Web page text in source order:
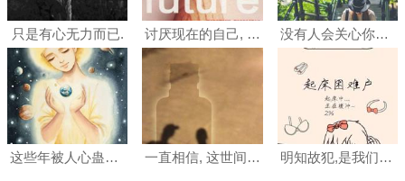
只是有心无力而已. 讨厌现在的自己, 想改变却有心无力. 没有人会关心你变好过程有多煎熬他们只想知道现在的你是不是足够好#女生#女人#文字控
这些年被人心蛊惑的好累,世俗的利益里有太多道不明,说不清的世故. 一直相信, 这世间有一种相遇, 不是在路上,而是在心里; 明知故犯,是我们最有心无力的任性.